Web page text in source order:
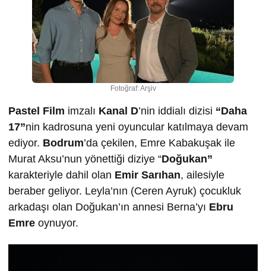
Fotoğraf: Arşiv
Pastel Film imzalı Kanal D’nin iddialı dizisi “Daha
17”nin kadrosuna yeni oyuncular katılmaya devam
ediyor. Bodrum’da çekilen, Emre Kabakuşak ile
Murat Aksu’nun yönettiği diziye “Doğukan”
karakteriyle dahil olan Emir Sarıhan, ailesiyle
beraber geliyor. Leyla’nın (Ceren Ayruk) çocukluk
arkadaşı olan Doğukan’ın annesi Berna’yı Ebru
Emre oynuyor.